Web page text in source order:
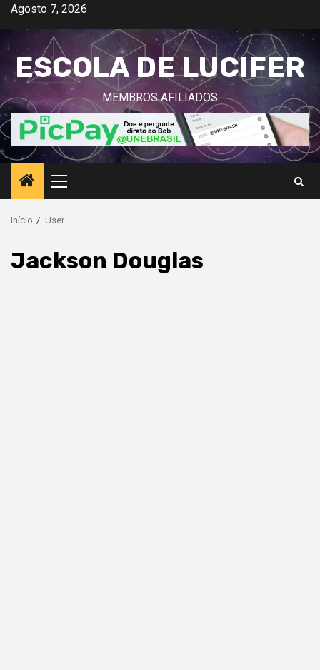
Avançar
o
conteúdo
Agosto 7, 2026
ESCOLA DE LUCIFER
MEMBROS AFILIADOS
Menu
principal
Início User
Jackson Douglas